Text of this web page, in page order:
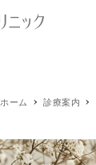
ホーム 診療案内